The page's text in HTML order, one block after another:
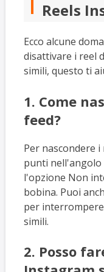
Reels
Ecco alcune
disattivare i reel
simili, questo ti
1. Come
feed?
Per nascondere
punti nell'angolo
l'opzione Non
bobina. Puoi
per
simili.
2. Posso